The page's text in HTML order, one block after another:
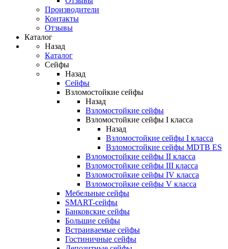
Производители
Контакты
Отзывы
Каталог
Назад
Каталог
Сейфы
Назад
Сейфы
Взломостойкие сейфы
Назад
Взломостойкие сейфы
Взломостойкие сейфы I класса
Назад
Взломостойкие сейфы I класса
Взломостойкие сейфы MDTB ES
Взломостойкие сейфы II класса
Взломостойкие сейфы III класса
Взломостойкие сейфы IV класса
Взломостойкие сейфы V класса
Мебельные сейфы
SMART-сейфы
Банковские сейфы
Большие сейфы
Встраиваемые сейфы
Гостиничные сейфы